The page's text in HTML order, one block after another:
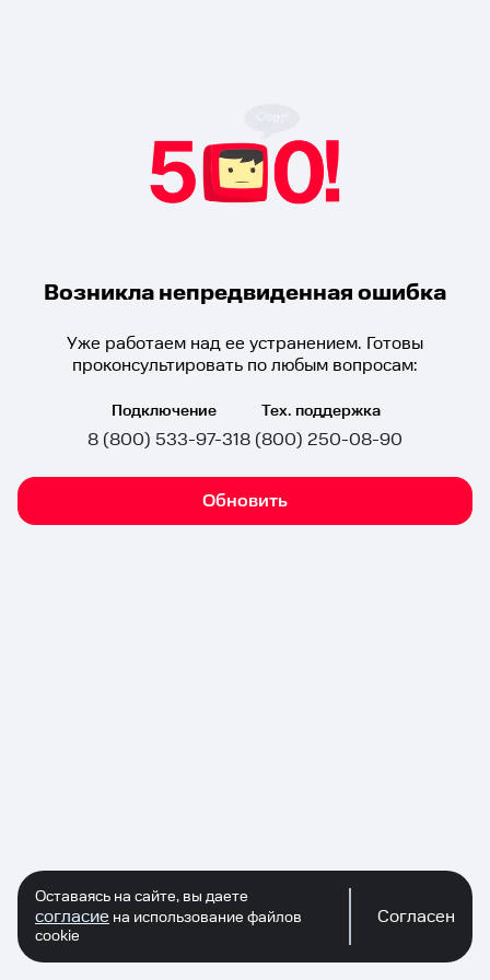
Возникла непредвиденная ошибка
Уже работаем над ее устранением. Готовы
проконсультировать по любым вопросам:
Подключение
8 (800) 533-97-31
Тех. поддержка
8 (800) 250-08-90
Обновить
Оставаясь на сайте, вы даете
согласие на использование файлов
cookie
Согласен